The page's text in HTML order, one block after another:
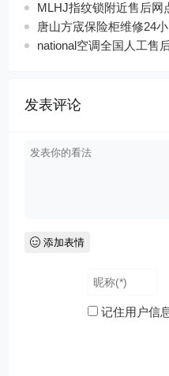
MLHJ指纹锁附近售后网
唐山方宬保险柜维修24
national空调全国人工售
发表评论
添加表情
记住用户信